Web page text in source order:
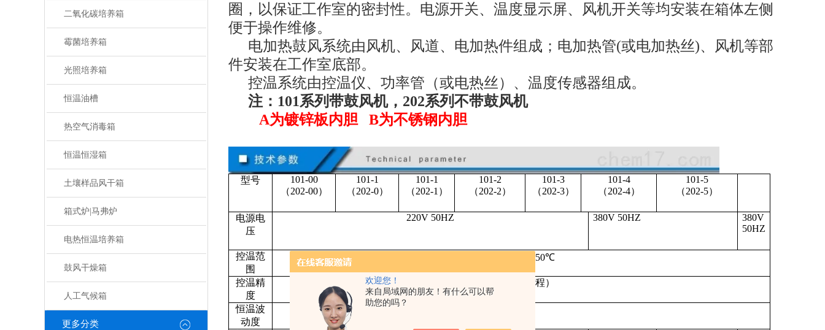
欢迎您！
来自局域网的朋友！有什么可以帮
助您的吗？
二氧化碳培养箱
霉菌培养箱
光照培养箱
恒温油槽
热空气消毒箱
恒温恒湿箱
土壤样品风干箱
箱式炉|马弗炉
电热恒温培养箱
鼓风干燥箱
人工气候箱
更多分类
圈，以保证工作室的密封性。电源开关、温度显示屏、风机开关等均安装在箱体左侧
便于操作维修。
电加热鼓风系统由风机、风道、电加热件组成；电加热管(或电加热丝)、风机等部
件安装在工作室底部。
控温系统由控温仪、功率管（或电热丝）、温度传感器组成。
注：101系列带鼓风机，202系列不带鼓风机
A为镀锌板内胆 B为不锈钢内胆
型号
101-00
（202-00）
101-1
（202-0）
101-1
（202-1）
101-2
（202-2）
101-3
（202-3）
101-4
（202-4）
101-5
（202-5）
电源电
压
220V 50HZ 380V 50HZ
380V
50HZ
控温范
围
RT+10℃~250℃
控温精
度
±1%（满量程）
恒温波
动度